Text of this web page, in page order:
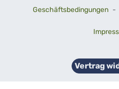
Geschäftsbedingungen -
Vertrag